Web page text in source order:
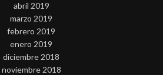
abril 2019
marzo 2019
febrero 2019
enero 2019
diciembre 2018
noviembre 2018